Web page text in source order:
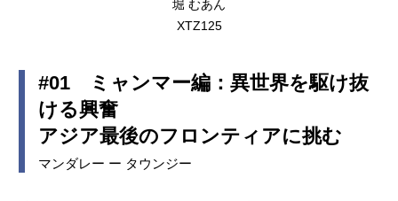
堀 むあん
XTZ125
#01 ミャンマー編：異世界を駆け抜
ける興奮
アジア最後のフロンティアに挑む
マンダレー ー タウンジー